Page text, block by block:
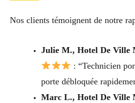
Nos clients témoignent de notre
Julie M., Hotel De Ville
: “Technicien
porte débloquée
Marc L., Hotel De Ville